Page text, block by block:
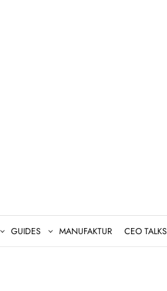
GUIDES MANUFAKTUR CEO TALKS